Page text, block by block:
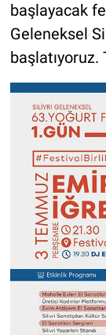
başlayacak
Geleneksel